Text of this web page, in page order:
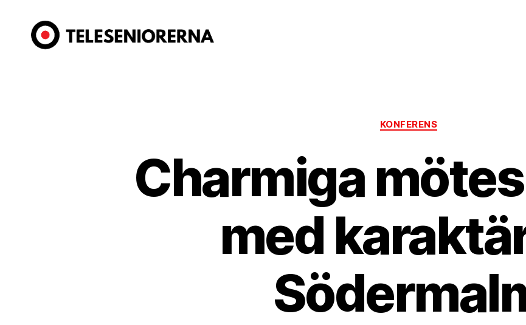
Kategorier
KONFERENS
Charmiga
med